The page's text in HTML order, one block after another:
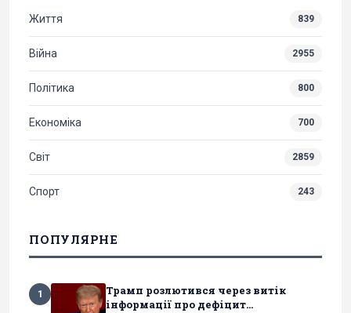
Життя 839
Війна 2955
Політика 800
Економіка 700
Світ 2859
Спорт 243
ПОПУЛЯРНЕ
1
Трамп розлютився через витік
інформації про дефіцит...